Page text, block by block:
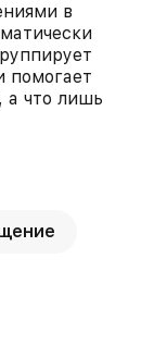
в
помогает
а что лишь